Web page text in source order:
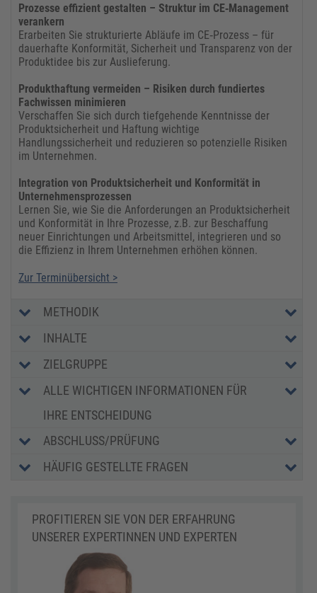
Prozesse effizient gestalten – Struktur im CE‑Management
verankern
Erarbeiten Sie strukturierte Abläufe im CE‑Prozess – für
dauerhafte Konformität, Sicherheit und Transparenz von der
Produktidee bis zur Auslieferung.
Produkthaftung vermeiden – Risiken durch fundiertes
Fachwissen minimieren
Verschaffen Sie sich durch tiefgehende Kenntnisse der
Produktsicherheit und Haftung wichtige
Handlungssicherheit und reduzieren so potenzielle Risiken
im Unternehmen.
Integration von Produktsicherheit und Konformität in
Unternehmensprozessen
Lernen Sie, wie Sie die Anforderungen an Produktsicherheit
und Konformität in Ihre Prozesse, z.B. zur Beschaffung
neuer Einrichtungen und Arbeitsmittel, integrieren und so
die Effizienz in Ihrem Unternehmen erhöhen können.
Zur Terminübersicht >
METHODIK
INHALTE
ZIELGRUPPE
ALLE WICHTIGEN INFORMATIONEN FÜR
IHRE ENTSCHEIDUNG
ABSCHLUSS/PRÜFUNG
HÄUFIG GESTELLTE FRAGEN
PROFITIEREN SIE VON DER ERFAHRUNG
UNSERER EXPERTINNEN UND EXPERTEN